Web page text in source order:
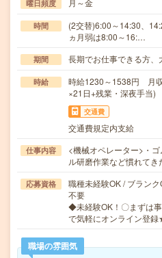
曜日頻度 月～金
時間
(2交替)6:00～14:30、
ヵ月弱は8:00～16:…
期間 長期でお仕事できる方、
時給
時給1230～1538円 月
×21日+残業・深夜手当)
交通費
交通費規定内支給
仕事内容
<機械オペレーター>・
ル研磨作業など慣れて
応募資格
職種未経験OK / ブラン
不要
◆未経験OK！〇まずは
で気軽にオンライン登
職場の雰囲気